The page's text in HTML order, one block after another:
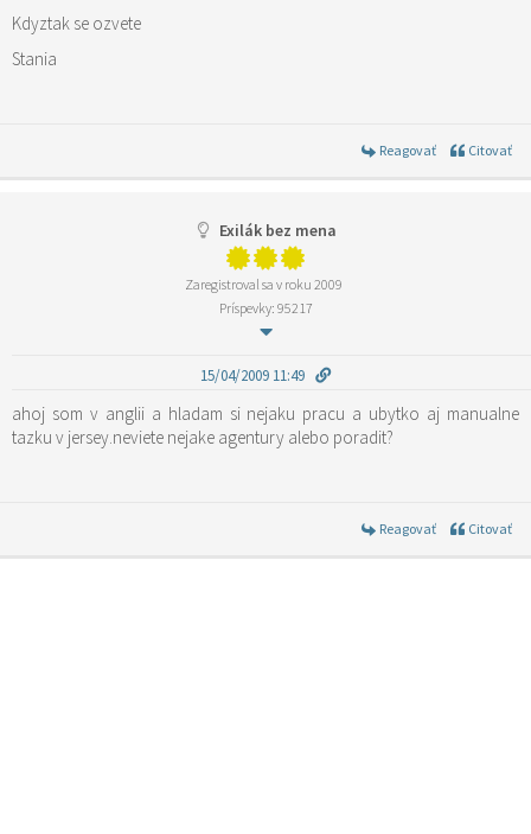
Kdyztak se ozvete
Stania
Reagovať Citovať
Exilák bez mena
Zaregistroval sa v roku 2009
Príspevky: 95217
15/04/2009 11:49
ahoj som v anglii a hladam si nejaku pracu a ubytko aj manualne
tazku v jersey.neviete nejake agentury alebo poradit?
Reagovať Citovať